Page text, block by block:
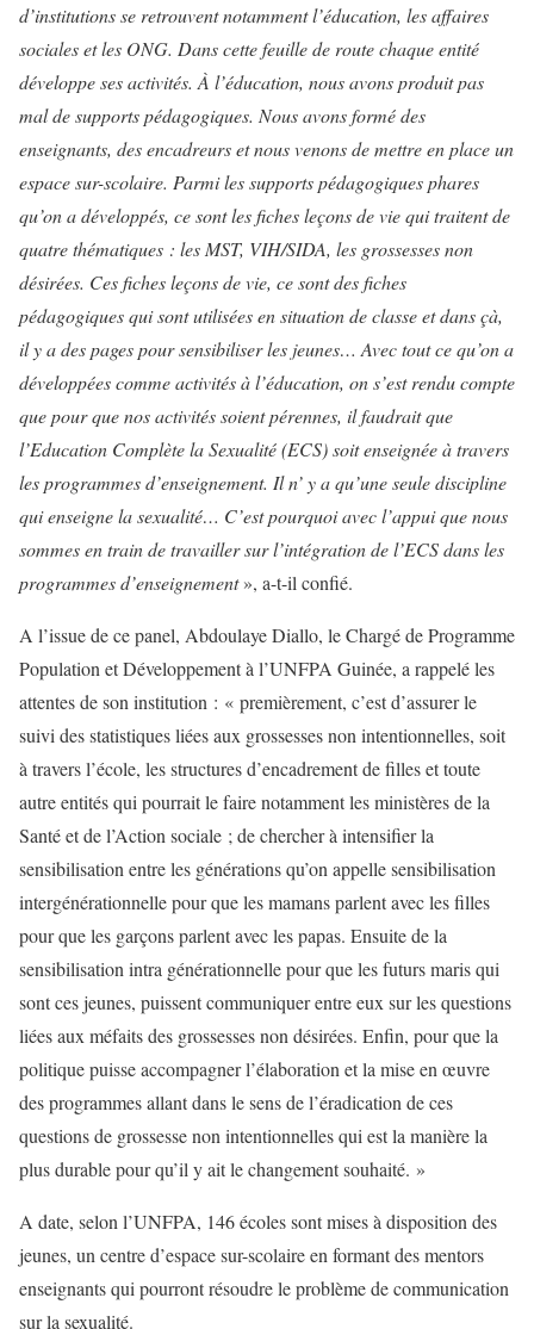
d’institutions se retrouvent notamment l’éducation, les affaires
sociales et les ONG. Dans cette feuille de route chaque entité
développe ses activités. À l’éducation, nous avons produit pas
mal de supports pédagogiques. Nous avons formé des
enseignants, des encadreurs et nous venons de mettre en place un
espace sur-scolaire. Parmi les supports pédagogiques phares
qu’on a développés, ce sont les fiches leçons de vie qui traitent de
quatre thématiques : les MST, VIH/SIDA, les grossesses non
désirées. Ces fiches leçons de vie, ce sont des fiches
pédagogiques qui sont utilisées en situation de classe et dans çà,
il y a des pages pour sensibiliser les jeunes… Avec tout ce qu’on a
développées comme activités à l’éducation, on s’est rendu compte
que pour que nos activités soient pérennes, il faudrait que
l’Education Complète la Sexualité (ECS) soit enseignée à travers
les programmes d’enseignement. Il n’ y a qu’une seule discipline
qui enseigne la sexualité… C’est pourquoi avec l’appui que nous
sommes en train de travailler sur l’intégration de l’ECS dans les
programmes d’enseignement», a-t-il confié.
A l’issue de ce panel, Abdoulaye Diallo, le Chargé de Programme
Population et Développement à l’UNFPA Guinée, a rappelé les
attentes de son institution : « premièrement, c’est d’assurer le
suivi des statistiques liées aux grossesses non intentionnelles, soit
à travers l’école, les structures d’encadrement de filles et toute
autre entités qui pourrait le faire notamment les ministères de la
Santé et de l’Action sociale ; de chercher à intensifier la
sensibilisation entre les générations qu’on appelle sensibilisation
intergénérationnelle pour que les mamans parlent avec les filles
pour que les garçons parlent avec les papas. Ensuite de la
sensibilisation intra générationnelle pour que les futurs maris qui
sont ces jeunes, puissent communiquer entre eux sur les questions
liées aux méfaits des grossesses non désirées. Enfin, pour que la
politique puisse accompagner l’élaboration et la mise en œuvre
des programmes allant dans le sens de l’éradication de ces
questions de grossesse non intentionnelles qui est la manière la
plus durable pour qu’il y ait le changement souhaité. »
A date, selon l’UNFPA, 146 écoles sont mises à disposition des
jeunes, un centre d’espace sur-scolaire en formant des mentors
enseignants qui pourront résoudre le problème de communication
sur la sexualité.